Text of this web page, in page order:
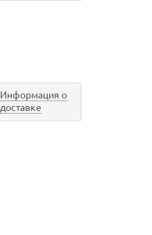
Информация о
доставке